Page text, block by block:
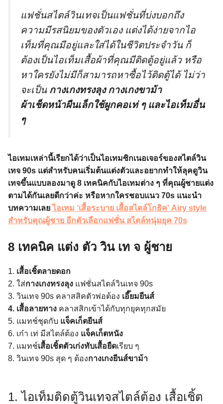
แฟชั่นสไตล์วินเทจเป็นแฟชั่นที่บ่งบอกถึง
ความมีรสนิยมของตัวเอง แต่งได้ง่ายจากไอ
เท็มที่คุณมีอยู่และใส่ได้ในชีวิตประจำวัน ก็
ต้องเป็นไอเท็มเสื้อผ้าที่คุณมีติดตู้อยู่แล้ว หรือ
หาใครยังไม่มีก็สามารถหาซื้อไว้ติดตู้ได้ ไม่ว่า
จะเป็น กางเกงทรงลุง กางเกงขาม้า
ผ้าเช็ดหน้าผืนเล็กใช้ผูกคอเท่ ๆ และไอเท็มอื่น
ๆ
ไอเทมเหล่านี้เรียกได้ว่าเป็นไอเทมซิกเนอเจอร์ของสไตล์วิน
เทจ 90s แต่สำหรับคนเริ่มต้นแต่งตัวและอยากทำให้ลุคดูวิน
เทจขึ้นแบบลองมาดู 8 เทคนิคกับไอเทมต่าง ๆ ที่คุณผู้ชายแต่ง
ตามได้กันเลยดีกว่าค่ะ หรือหากใครชอบแนว 70s แนะนำ
บทความเลยไอเทม ‘เสื้อระบาย เสื้อสไตล์โกธิค’ Airy style
สำหรับคุณผู้ชาย อีกตัวเลือกแฟชั่น สไตล์หนุ่มยุค 70s
8 เทคนิค แต่ง ตัว วิน เท จ ผู้ชาย
1. เสื้อเชิ้ตลายดอก
2. ใส่กางเกงทรงลุง แฟชั่นสไตล์วินเทจ 90s
3. วินเทจ 90s คลาสสิคตัวพ่อต้อง เอี๊ยมยีนส์
4. เสื้อลายทาง คลาสสิกเข้าได้กับทุกยุคทุกสมัย
5. แมทช์ชุดกับ แจ็คเก็ตยีนส์
6. เก๋า เท่ มีสไตล์ต้อง แจ็คเก็ตหนัง
7. แมทช์เสื้อเชิ้ตตัวเก่งทับเสื้อยืดเรียบ ๆ
8. วินเทจ 90s สุด ๆ ต้องกางเกงยีนส์ขาม้า
1. ไอเท็มติดตู้วินเทจสไตล์ต้อง เสื้อเชิ้ต